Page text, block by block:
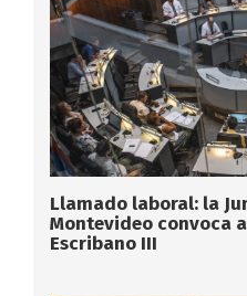
Llamado laboral: la
Montevideo convoca
Escribano III